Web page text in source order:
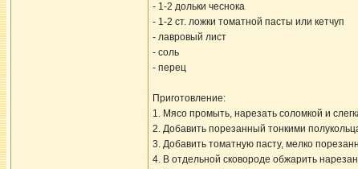
- 1-2 дольки чеснока
- 1-2 ст. ложки томатной пасты или кетчуп
- лавровый лист
- соль
- перец
Приготовление:
1. Мясо промыть, нарезать соломкой и
2. Добавить порезанный тонкими
3. Добавить томатную пасту, мелко
4. В отдельной сковороде обжарить